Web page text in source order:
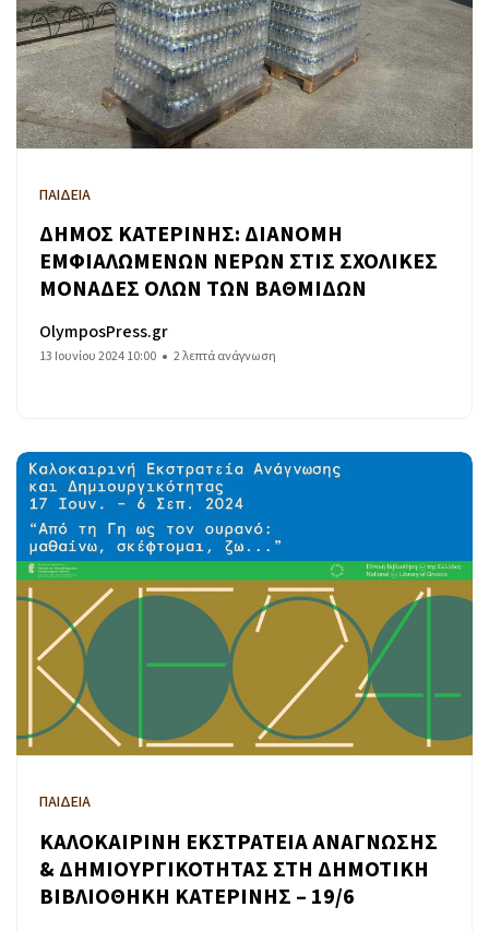
ΠΑΙΔΕΙΑ
ΔΗΜΟΣ ΚΑΤΕΡΙΝΗΣ: ΔΙΑΝΟΜΗ
ΕΜΦΙΑΛΩΜΕΝΩΝ ΝΕΡΩΝ ΣΤΙΣ ΣΧΟΛΙΚΕΣ
ΜΟΝΑΔΕΣ ΟΛΩΝ ΤΩΝ ΒΑΘΜΙΔΩΝ
OlymposPress.gr
13 Ιουνίου 2024 10:00 2 λεπτά ανάγνωση
ΠΑΙΔΕΙΑ
ΚΑΛΟΚΑΙΡΙΝΗ ΕΚΣΤΡΑΤΕΙΑ ΑΝΑΓΝΩΣΗΣ
& ΔΗΜΙΟΥΡΓΙΚΟΤΗΤΑΣ ΣΤΗ ΔΗΜΟΤΙΚΗ
ΒΙΒΛΙΟΘΗΚΗ ΚΑΤΕΡΙΝΗΣ – 19/6